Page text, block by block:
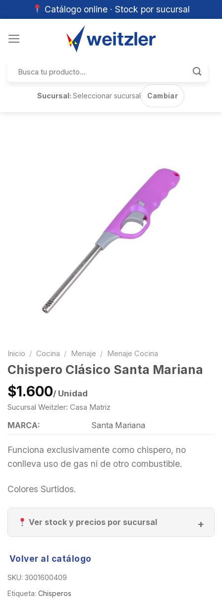
Catálogo online · Stock por sucursal
por:
Sucursal:Seleccionar sucursal Cambiar
Inicio / Cocina / Menaje / Menaje Cocina
Chispero Clásico Santa Mariana
$1.600/ Unidad
Sucursal Weitzler: Casa Matriz
MARCA: Santa Mariana
Funciona exclusivamente como chispero, no
conlleva uso de gas ni de otro combustible.
Colores Surtidos.
Ver stock y precios por sucursal
Volver al catálogo
SKU: 3001600409
Etiqueta: Chisperos